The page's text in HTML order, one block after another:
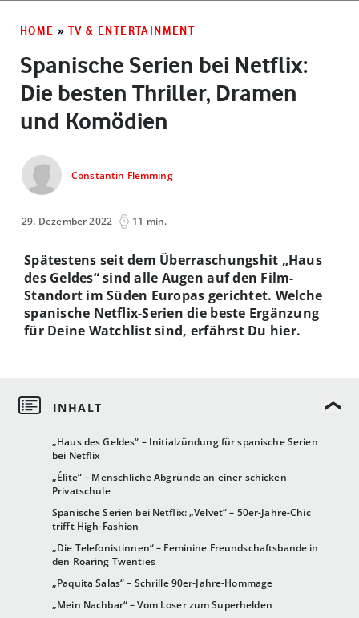
HOME » TV & ENTERTAINMENT
Spanische Serien bei Netflix:
Die besten Thriller, Dramen
und Komödien
Constantin Flemming
29. Dezember 2022 11 min.
„Haus des Geldes“ – Initialzündung für spanische Serien
bei Netflix
„Élite“ – Menschliche Abgründe an einer schicken
Privatschule
Spanische Serien bei Netflix: „Velvet“ – 50er-Jahre-Chic
trifft High-Fashion
„Die Telefonistinnen“ – Feminine Freundschaftsbande in
den Roaring Twenties
„Paquita Salas“ – Schrille 90er-Jahre-Hommage
„Mein Nachbar“ – Vom Loser zum Superhelden
Spätestens seit dem Überraschungshit „Haus
des Geldes“ sind alle Augen auf den Film-
Standort im Süden Europas gerichtet. Welche
spanische Netflix-Serien die beste Ergänzung
für Deine Watchlist sind, erfährst Du hier.